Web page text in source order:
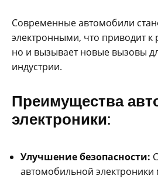
Современные автомобили
электронными, что приводит к
но и вызывает новые вызовы
индустрии.
Преимущества
электроники:
Улучшение безопасности:
автомобильной электроники